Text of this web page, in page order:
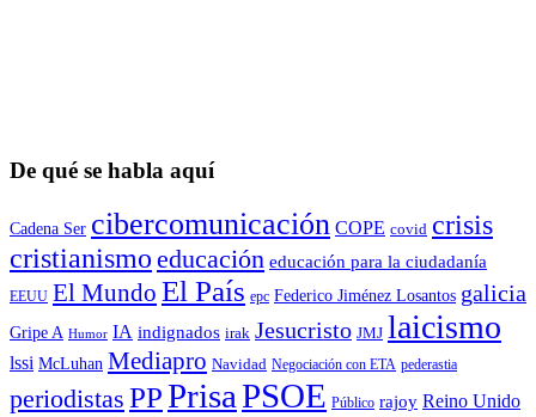
De qué se habla aquí
Cadena Ser cibercomunicación COPE covid crisis
cristianismo educación educación para la ciudadaní­a
EEUU El Mundo El País epc Federico Jiménez Losantos galicia
Gripe A Humor IA indignados irak Jesucristo JMJ laicismo
lssi McLuhan Mediapro Navidad Negociación con ETA pederastia
periodistas PPPrisaPSOE Público rajoy Reino Unido